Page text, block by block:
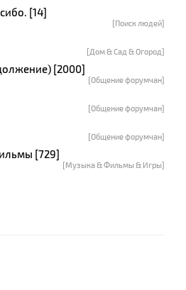
[14]
[Поиск людей]
[Дом & Сад & Огород]
[2000]
[Общение форумчан]
[Общение форумчан]
[Общение форумчан]
[729]
[Музыка & Фильмы & Игры]